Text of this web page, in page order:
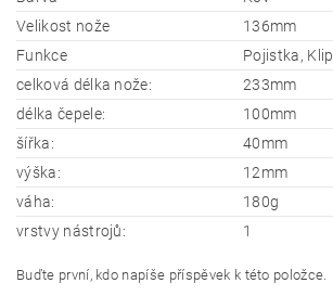
Velikost nože
136mm
Funkce
Pojistka, Klip
celková délka nože:
233mm
délka čepele:
100mm
šířka:
40mm
výška:
12mm
váha:
180g
vrstvy nástrojů:
1
Buďte první, kdo napíše příspěvek k této položce.